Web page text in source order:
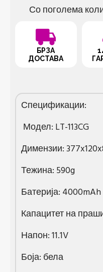
Со поголема
БРЗА
ДОСТАВА
Спецификации:
Модел: LT-113CG
Димензии:
Тежина: 590g
Батерија: 4000mAh
Капацитет на
Напон: 11.1V
Боја: бела